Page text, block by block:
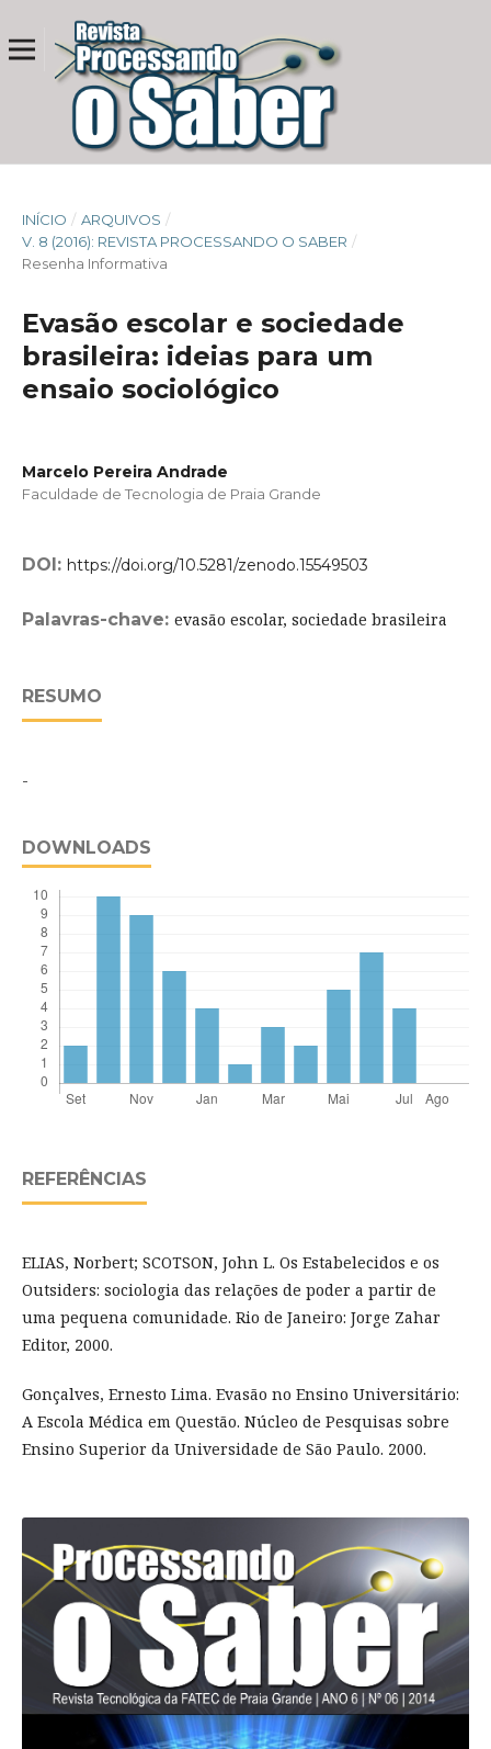
INÍCIO / ARQUIVOS /
V. 8 (2016): REVISTA PROCESSANDO O SABER /
Resenha Informativa
Evasão escolar e sociedade
brasileira: ideias para um
ensaio sociológico
Marcelo Pereira Andrade
Faculdade de Tecnologia de Praia Grande
DOI: https://doi.org/10.5281/zenodo.15549503
Palavras-chave: evasão escolar, sociedade brasileira
RESUMO
-
DOWNLOADS
REFERÊNCIAS
ELIAS, Norbert; SCOTSON, John L. Os Estabelecidos e os
Outsiders: sociologia das relações de poder a partir de
uma pequena comunidade. Rio de Janeiro: Jorge Zahar
Editor, 2000.
Gonçalves, Ernesto Lima. Evasão no Ensino Universitário:
A Escola Médica em Questão. Núcleo de Pesquisas sobre
Ensino Superior da Universidade de São Paulo. 2000.